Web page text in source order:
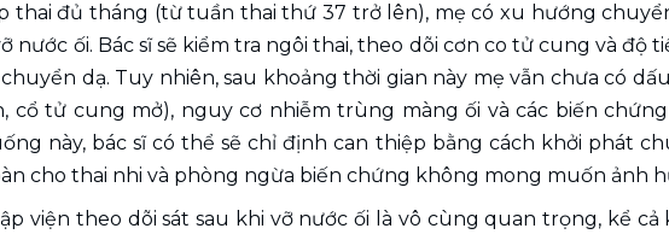
thai đủ tháng (từ tuần thai thứ 37 trở lên), mẹ có xu hướng
nước ối. Bác sĩ sẽ kiểm tra ngôi thai, theo dõi cơn co tử cung và độ
dạ. Tuy nhiên, sau khoảng thời gian này mẹ vẫn chưa có
cổ tử cung mở), nguy cơ nhiễm trùng màng ối và các biến
này, bác sĩ có thể sẽ chỉ định can thiệp bằng cách khởi phát
cho thai nhi và phòng ngừa biến chứng không mong muốn ảnh
viện theo dõi sát sau khi vỡ nước ối là vô cùng quan trọng, kể